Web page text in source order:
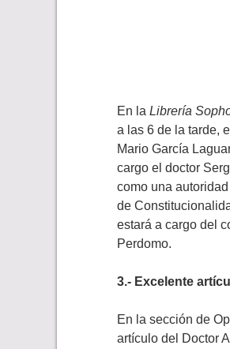
En la Librería
a las 6 de la tarde,
Mario García
cargo el doctor
como una
de
estará a cargo del
Perdomo.
3.- Excelente
En la sección de
artículo del Doctor